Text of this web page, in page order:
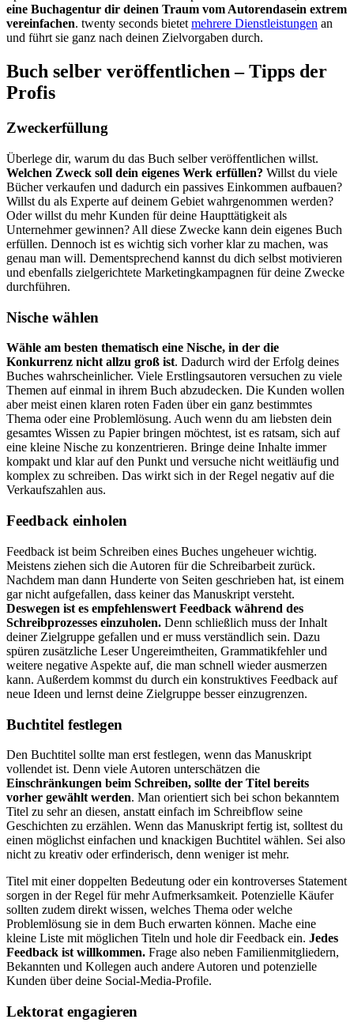
eine Buchagentur dir deinen Traum vom Autorendasein extrem
vereinfachen. twenty seconds bietetmehrere Dienstleistungen an
und führt sie ganz nach deinen Zielvorgaben durch.
Buch selber veröffentlichen – Tipps der
Profis
Zweckerfüllung
Überlege dir, warum du das Buch selber veröffentlichen willst.
Welchen Zweck soll dein eigenes Werk erfüllen? Willst du viele
Bücher verkaufen und dadurch ein passives Einkommen aufbauen?
Willst du als Experte auf deinem Gebiet wahrgenommen werden?
Oder willst du mehr Kunden für deine Haupttätigkeit als
Unternehmer gewinnen? All diese Zwecke kann dein eigenes Buch
erfüllen. Dennoch ist es wichtig sich vorher klar zu machen, was
genau man will. Dementsprechend kannst du dich selbst motivieren
und ebenfalls zielgerichtete Marketingkampagnen für deine Zwecke
durchführen.
Nische wählen
Wähle am besten thematisch eine Nische, in der die
Konkurrenz nicht allzu groß ist. Dadurch wird der Erfolg deines
Buches wahrscheinlicher. Viele Erstlingsautoren versuchen zu viele
Themen auf einmal in ihrem Buch abzudecken. Die Kunden wollen
aber meist einen klaren roten Faden über ein ganz bestimmtes
Thema oder eine Problemlösung. Auch wenn du am liebsten dein
gesamtes Wissen zu Papier bringen möchtest, ist es ratsam, sich auf
eine kleine Nische zu konzentrieren. Bringe deine Inhalte immer
kompakt und klar auf den Punkt und versuche nicht weitläufig und
komplex zu schreiben. Das wirkt sich in der Regel negativ auf die
Verkaufszahlen aus.
Feedback einholen
Feedback ist beim Schreiben eines Buches ungeheuer wichtig.
Meistens ziehen sich die Autoren für die Schreibarbeit zurück.
Nachdem man dann Hunderte von Seiten geschrieben hat, ist einem
gar nicht aufgefallen, dass keiner das Manuskript versteht.
Deswegen ist es empfehlenswert Feedback während des
Schreibprozesses einzuholen. Denn schließlich muss der Inhalt
deiner Zielgruppe gefallen und er muss verständlich sein. Dazu
spüren zusätzliche Leser Ungereimtheiten, Grammatikfehler und
weitere negative Aspekte auf, die man schnell wieder ausmerzen
kann. Außerdem kommst du durch ein konstruktives Feedback auf
neue Ideen und lernst deine Zielgruppe besser einzugrenzen.
Buchtitel festlegen
Den Buchtitel sollte man erst festlegen, wenn das Manuskript
vollendet ist. Denn viele Autoren unterschätzen die
Einschränkungen beim Schreiben, sollte der Titel bereits
vorher gewählt werden. Man orientiert sich bei schon bekanntem
Titel zu sehr an diesen, anstatt einfach im Schreibflow seine
Geschichten zu erzählen. Wenn das Manuskript fertig ist, solltest du
einen möglichst einfachen und knackigen Buchtitel wählen. Sei also
nicht zu kreativ oder erfinderisch, denn weniger ist mehr.
Titel mit einer doppelten Bedeutung oder ein kontroverses Statement
sorgen in der Regel für mehr Aufmerksamkeit. Potenzielle Käufer
sollten zudem direkt wissen, welches Thema oder welche
Problemlösung sie in dem Buch erwarten können. Mache eine
kleine Liste mit möglichen Titeln und hole dir Feedback ein. Jedes
Feedback ist willkommen. Frage also neben Familienmitgliedern,
Bekannten und Kollegen auch andere Autoren und potenzielle
Kunden über deine Social-Media-Profile.
Lektorat engagieren